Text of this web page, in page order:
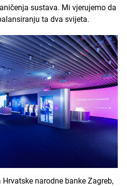
sustava. Mi vjerujemo da
ta dva svijeta.
narodne banke Zagreb,